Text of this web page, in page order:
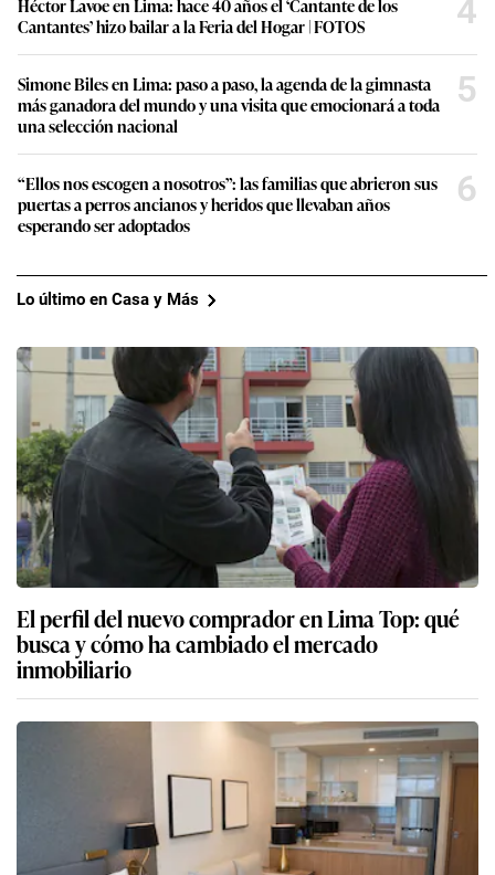
Héctor Lavoe en Lima: hace 40 años el ‘Cantante de los
Cantantes’ hizo bailar a la Feria del Hogar | FOTOS
4
Simone Biles en Lima: paso a paso, la agenda de la gimnasta
más ganadora del mundo y una visita que emocionará a toda
una selección nacional
5
“Ellos nos escogen a nosotros”: las familias que abrieron sus
puertas a perros ancianos y heridos que llevaban años
esperando ser adoptados
6
Lo último en Casa y Más
El perfil del nuevo comprador en Lima Top: qué
busca y cómo ha cambiado el mercado
inmobiliario